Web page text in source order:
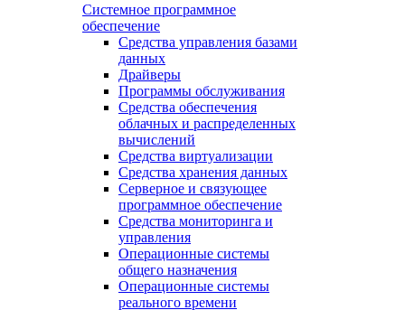
Системное программное
обеспечение
Средства управления базами
данных
Драйверы
Программы обслуживания
Средства обеспечения
облачных и распределенных
вычислений
Средства виртуализации
Средства хранения данных
Серверное и связующее
программное обеспечение
Средства мониторинга и
управления
Операционные системы
общего назначения
Операционные системы
реального времени